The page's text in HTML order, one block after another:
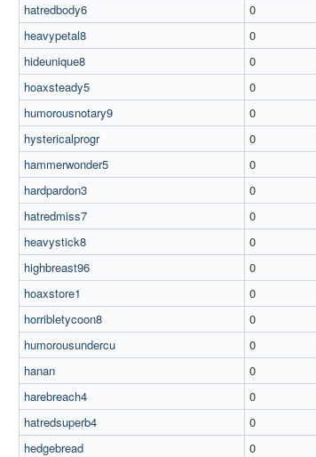
hatredbody6
0
heavypetal8
0
hideunique8
0
hoaxsteady5
0
humorousnotary9
0
hystericalprogr
0
hammerwonder5
0
hardpardon3
0
hatredmiss7
0
heavystick8
0
highbreast96
0
hoaxstore1
0
horribletycoon8
0
humorousundercu
0
hanan
0
harebreach4
0
hatredsuperb4
0
hedgebread
0